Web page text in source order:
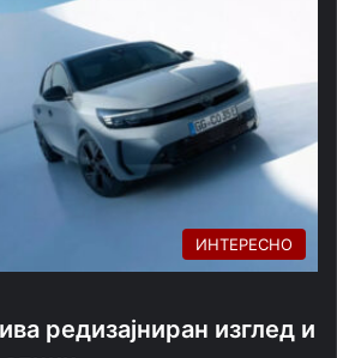
ИНТЕРЕСНО
редизајниран изглед и